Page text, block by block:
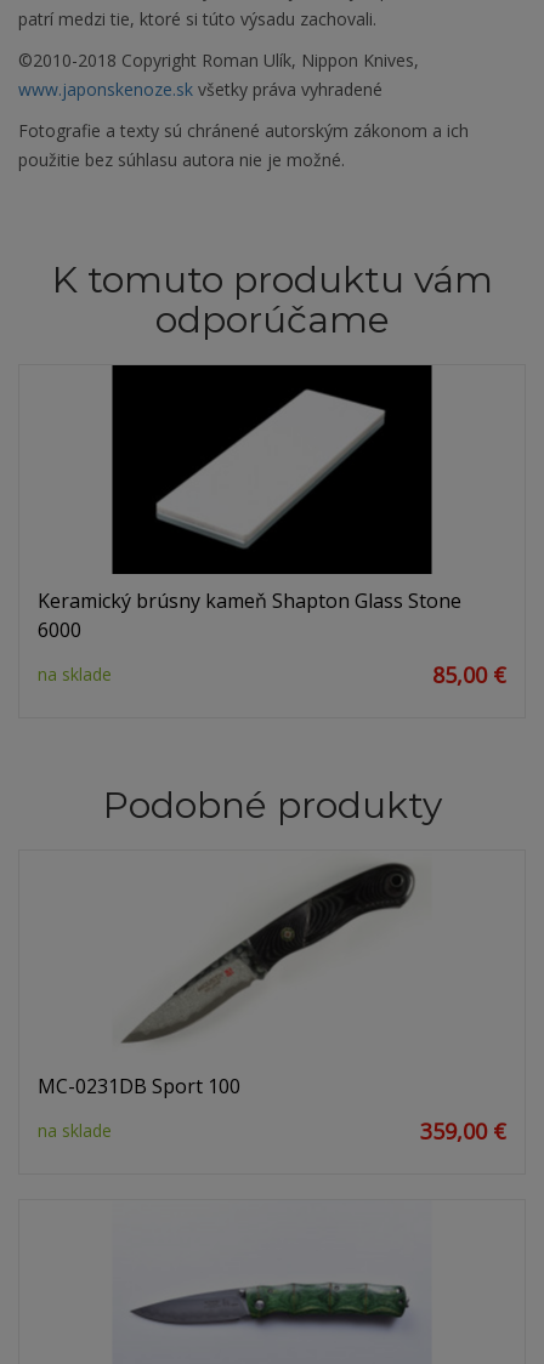
patrí medzi tie, ktoré si túto výsadu zachovali.
©2010-2018 Copyright Roman Ulík, Nippon Knives,
www.japonskenoze.sk všetky práva vyhradené
Fotografie a texty sú chránené autorským zákonom a ich
použitie bez súhlasu autora nie je možné.
K tomuto produktu vám
odporúčame
Keramický brúsny kameň Shapton Glass Stone
6000
na sklade 85,00 €
Podobné produkty
MC-0231DB Sport 100
na sklade 359,00 €